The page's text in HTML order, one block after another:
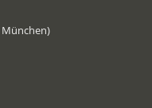
München)